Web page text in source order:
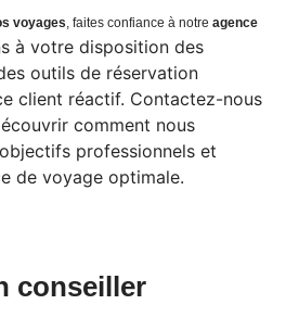
voyages , faites confiance à notre agence
à votre disposition des
outils de réservation
client réactif. Contactez-nous
comment nous
professionnels et
de voyage optimale.
conseiller